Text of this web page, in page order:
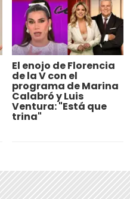
El enojo de Florencia
de la V con el
programa de Marina
Calabró y Luis
Ventura: "Está que
trina"